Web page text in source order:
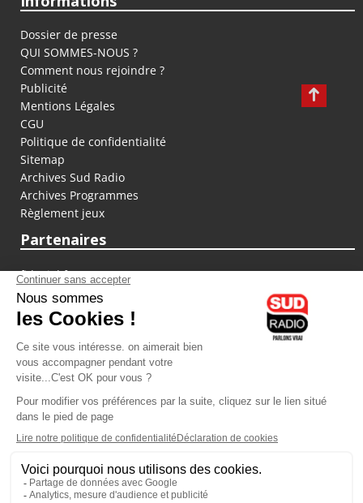
Dossier de presse
QUI SOMMES-NOUS ?
Comment nous rejoindre ?
Publicité
Mentions Légales
CGU
Politique de confidentialité
Sitemap
Archives Sud Radio
Archives Programmes
Règlement jeux
Partenaires
fiducial.fr
lyoncapitale.fr
olympique-et-lyonnais.com
L'application Iphone / Android
Téléchargez l'application
Les cookies
Gestion des cookies